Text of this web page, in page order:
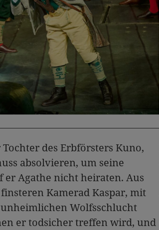
des Erbförsters Kuno,
absolvieren, um seine
er Agathe nicht heiraten. Aus
Kamerad Kaspar, mit
Wolfsschlucht
er todsicher treffen wird, und